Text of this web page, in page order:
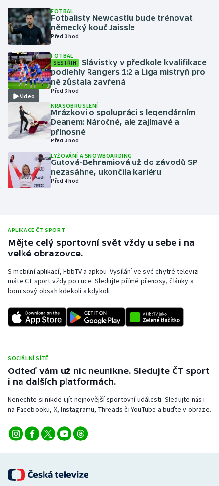
Lezení
Lyže a snowboard
Moderní pětiboj
Motorsport
Olympijské hry
Parasport
Plavání
Plážový volejbal
Rychlobruslení
Rychlostní kanoistika
Short track
Sportovní střelba
Stolní tenis
Veslování
Volejbal
Ostatní
FOTBAL
Fotbalisty Newcastlu bude trénovat
německý kouč Jaissle
Před 3 hod
Video
FOTBAL
SESTŘIH
Slávistky v předkole kvalifikace
podlehly Rangers 1:2 a Liga mistryň pro
ně zůstala zavřená
Před 3 hod
KRASOBRUSLENÍ
Mrázkovi o spolupráci s legendárním
Deanem: Náročné, ale zajímavé a
přínosné
Před 3 hod
LYŽOVÁNÍ A SNOWBOARDING
Gutová-Behramiová už do závodů SP
nezasáhne, ukončila kariéru
Před 4 hod
APLIKACE ČT SPORT
Mějte celý sportovní svět vždy u sebe i na
velké obrazovce.
S mobilní aplikací, HbbTV a apkou iVysílání ve své chytré televizi
máte ČT sport vždy po ruce. Sledujte přímé přenosy, články a
bonusový obsah kdekoli a kdykoli.
SOCIÁLNÍ SÍTĚ
Odteď vám už nic neunikne. Sledujte ČT sport
i na dalších platformách.
Nenechte si nikde ujít nejnovější sportovní události. Sledujte nás i
na Facebooku, X, Instagramu, Threads či YouTube a buďte v obraze.